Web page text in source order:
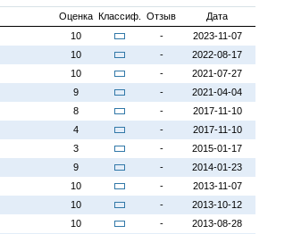
Оценка Классиф. Отзыв
Дата
10 -
2023-11-07
10 -
2022-08-17
10 -
2021-07-27
9 -
2021-04-04
8 -
2017-11-10
4 -
2017-11-10
3 -
2015-01-17
9 -
2014-01-23
10 -
2013-11-07
10 -
2013-10-12
10 -
2013-08-28